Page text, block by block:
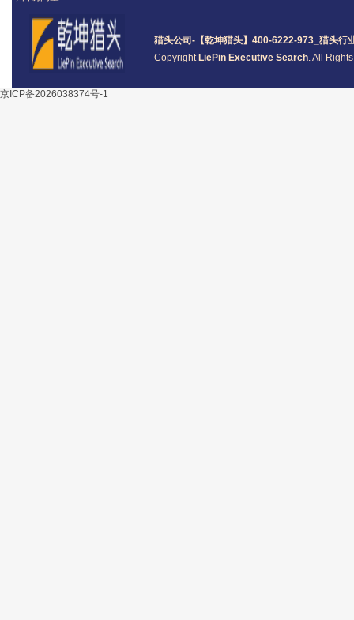
猎头公司 -【乾坤猎头】400-6222-973_ 猎头行
Copyright LiePin Executive Search. All
京ICP备2026038374号-1